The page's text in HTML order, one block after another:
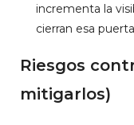
incrementa la
cierran esa
Riesgos
mitigarlos)